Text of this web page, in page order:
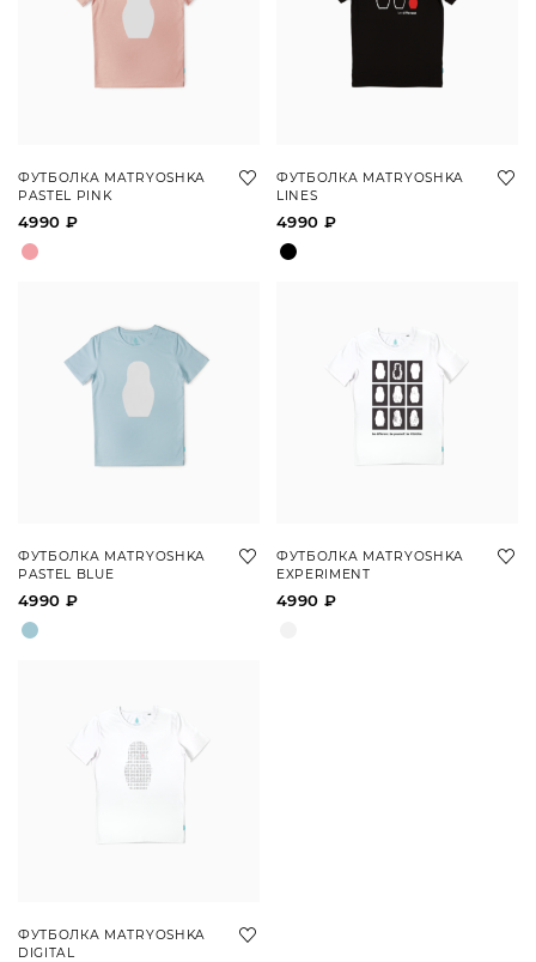
ФУТБОЛКА MATRYOSHKA
PASTEL PINK
4990 ₽
ФУТБОЛКА MATRYOSHKA
LINES
4990 ₽
ФУТБОЛКА MATRYOSHKA
PASTEL BLUE
4990 ₽
ФУТБОЛКА MATRYOSHKA
EXPERIMENT
4990 ₽
ФУТБОЛКА MATRYOSHKA
DIGITAL